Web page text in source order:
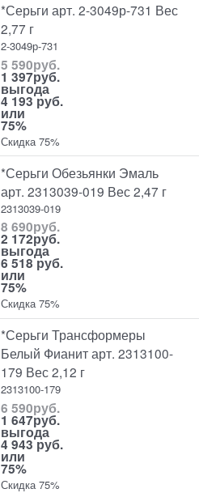
*Серьги арт. 2-3049р-731 Вес
2,77 г
2-3049р-731
5 590руб.
1 397руб.
выгода
4 193 руб.
или
75%
Скидка 75%
*Серьги Обезьянки Эмаль
арт. 2313039-019 Вес 2,47 г
2313039-019
8 690руб.
2 172руб.
выгода
6 518 руб.
или
75%
Скидка 75%
*Серьги Трансформеры
Белый Фианит арт. 2313100-
179 Вес 2,12 г
2313100-179
6 590руб.
1 647руб.
выгода
4 943 руб.
или
75%
Скидка 75%